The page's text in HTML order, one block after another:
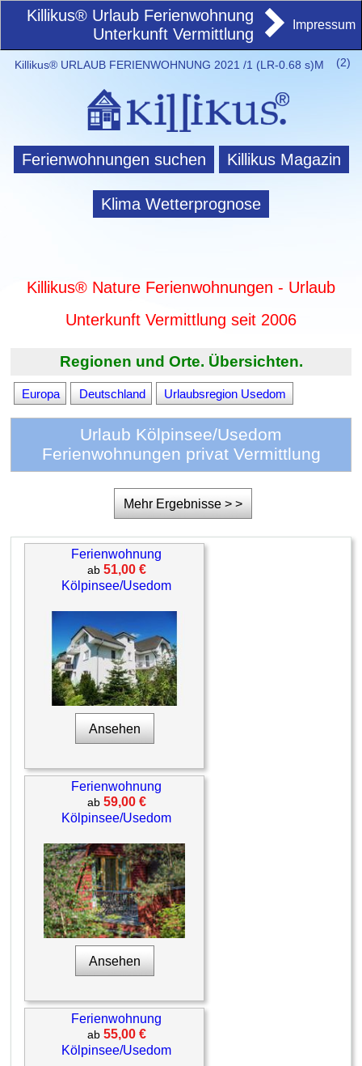
Killikus® Urlaub Ferienwohnung
Unterkunft Vermittlung
Impressum
(2)
Killikus® URLAUB FERIENWOHNUNG 2021 /1 (LR-0.68 s)M
Ferienwohnungen suchen Killikus Magazin
Klima Wetterprognose
Killikus® Nature Ferienwohnungen - Urlaub
Unterkunft Vermittlung seit 2006
Regionen und Orte. Übersichten.
Europa Deutschland Urlaubsregion Usedom
Urlaub Kölpinsee/Usedom
Ferienwohnungen privat Vermittlung
Mehr Ergebnisse > >
Ferienwohnung
ab 51,00 €
Kölpinsee/Usedom
Ansehen
Ferienwohnung
ab 59,00 €
Kölpinsee/Usedom
Ansehen
Ferienwohnung
ab 55,00 €
Kölpinsee/Usedom